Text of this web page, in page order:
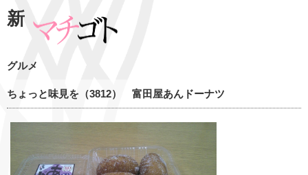
新
グルメ
ちょっと味見を（3812） 富田屋あんドーナツ